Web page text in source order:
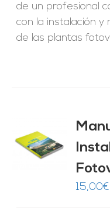
de un profesional
con la instalación
de las plantas
15,00€